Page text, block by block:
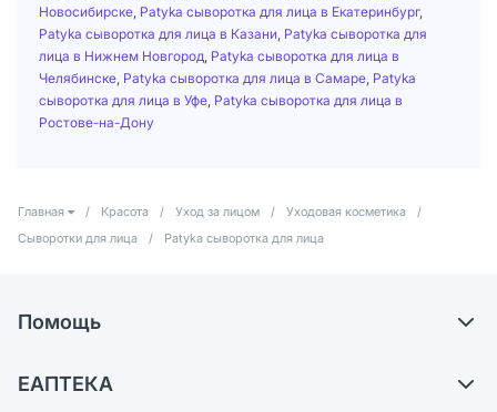
Новосибирске Patyka сыворотка для лица в Екатеринбург,
Patyka сыворотка для лица в Казани Patyka сыворотка для
лица в Нижнем Новгород Patyka сыворотка для лица в
Челябинске Patyka сыворотка для лица в Самаре Patyka
сыворотка для лица в Уфе Patyka сыворотка для лица в
Ростове-на-Дону
Главная / Красота / Уход за лицом / Уходовая косметика
/
Сыворотки для лица
/ Patyka сыворотка для лица
Помощь
Самовывоз из аптек
ЕАПТЕКА